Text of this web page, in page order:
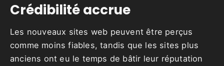
Crédibilité accrue
Les nouveaux sites web peuvent être perçus
comme moins fiables, tandis que les sites plus
anciens ont eu le temps de bâtir leur réputation